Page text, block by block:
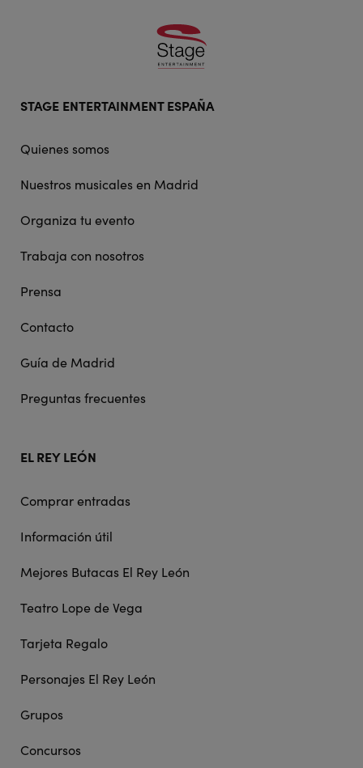
doormat
STAGE ENTERTAINMENT ESPAÑA
Quienes somos
Nuestros musicales en Madrid
Organiza tu evento
Trabaja con nosotros
Prensa
Contacto
Guía de Madrid
Preguntas frecuentes
EL REY LEÓN
Comprar entradas
Información útil
Mejores Butacas El Rey León
Teatro Lope de Vega
Tarjeta Regalo
Personajes El Rey León
Grupos
Concursos